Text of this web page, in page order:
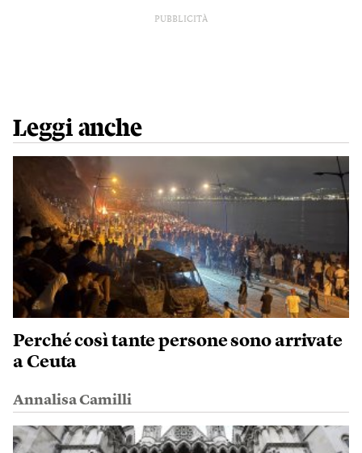
PUBBLICITÀ
Leggi anche
Perché così tante persone sono arrivate
a Ceuta
Annalisa Camilli